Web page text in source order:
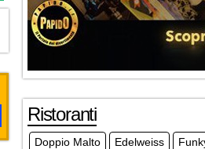
Ristoranti
Doppio Malto Edelweiss